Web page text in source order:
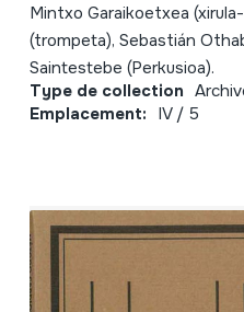
Mintxo Garaikoetxea
(trompeta), Sebastián
Saintestebe (Perkusioa).
Type de collection
Emplacement: IV / 5